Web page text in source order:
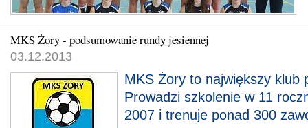
MKS Żory - podsumowanie rundy jesiennej
03.12.2013
MKS Żory to największy klub
Prowadzi szkolenie w 11
2007 i trenuje ponad 300